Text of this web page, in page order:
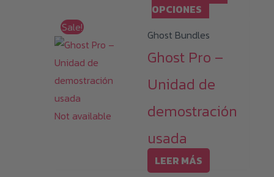
OPCIONES Este
múltiples
variantes.
opciones
pueden
elegir
Sale!
Not available
Ghost Bundles
Ghost Pro –
Unidad de
demostración
usada
LEER MÁS